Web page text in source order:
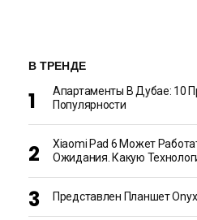
В ТРЕНДЕ
Апартаменты В Дубае: 10
Популярности
Xiaomi Pad 6 Может
Ожидания. Какую
Представлен Планшет Onyx